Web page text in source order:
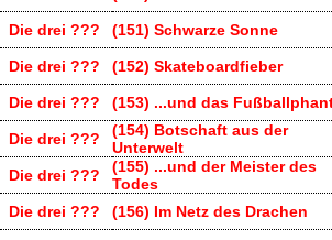
Die drei ??? (151) Schwarze Sonne
Die drei ??? (152) Skateboardfieber
Die drei ??? (153) ...und das
Die drei ???
(154) Botschaft aus der
Unterwelt
Die drei ???
(155) ...und der Meister des
Todes
Die drei ??? (156) Im Netz des Drachen